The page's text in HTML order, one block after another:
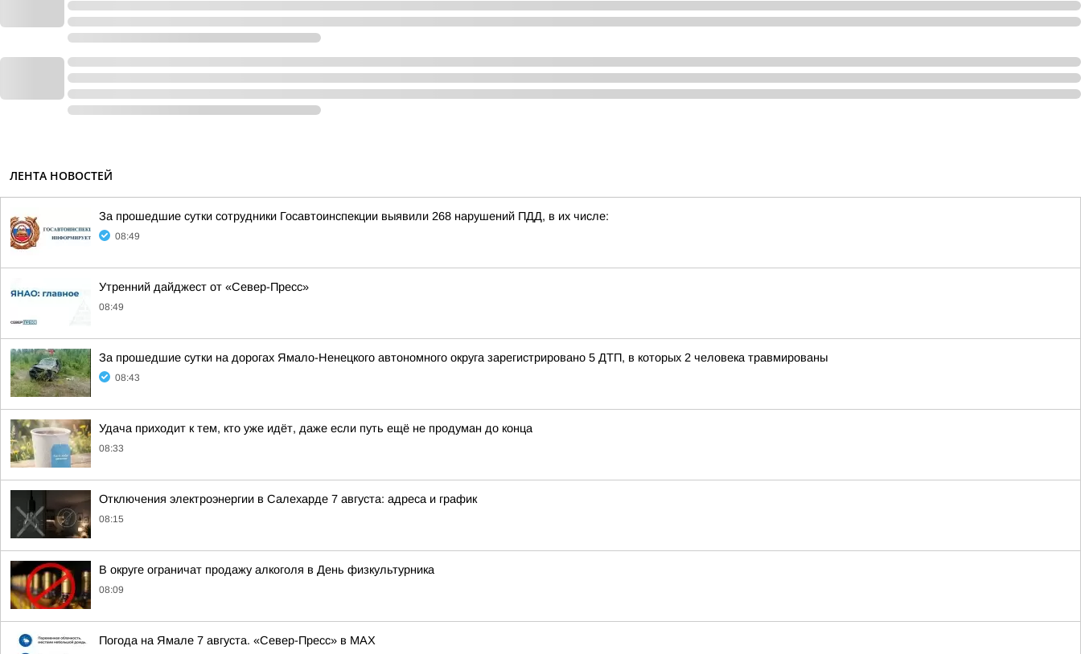
ЛЕНТА НОВОСТЕЙ
За прошедшие сутки сотрудники Госавтоинспекции выявили 268 нарушений ПДД, в их числе:
08:49
Утренний дайджест от «Север-Пресс»
08:49
За прошедшие сутки на дорогах Ямало-Ненецкого автономного округа зарегистрировано 5 ДТП, в которых 2 человека травмированы
08:43
Удача приходит к тем, кто уже идёт, даже если путь ещё не продуман до конца
08:33
Отключения электроэнергии в Салехарде 7 августа: адреса и график
08:15
В округе ограничат продажу алкоголя в День физкультурника
08:09
Погода на Ямале 7 августа. «Север-Пресс» в MAX